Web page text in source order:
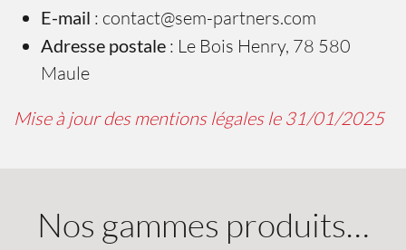
E-mail : contact@sem-partners.com
Adresse postale : Le Bois Henry, 78 580
Maule
Mise à jour des mentions légales le 31/01/2025
Nos gammes produits…